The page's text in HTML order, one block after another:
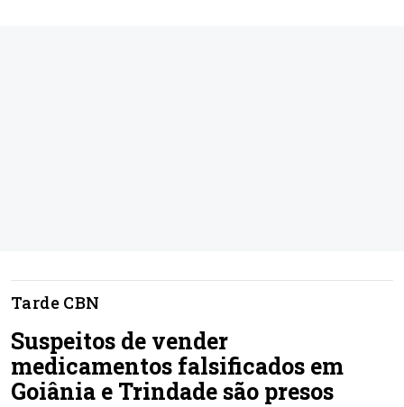
Tarde CBN
Suspeitos de vender
medicamentos falsificados em
Goiânia e Trindade são presos